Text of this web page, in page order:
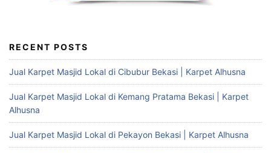
RECENT POSTS
Jual Karpet Masjid Lokal di Cibubur Bekasi | Karpet Alhusna
Jual Karpet Masjid Lokal di Kemang Pratama Bekasi | Karpet
Alhusna
Jual Karpet Masjid Lokal di Pekayon Bekasi | Karpet Alhusna